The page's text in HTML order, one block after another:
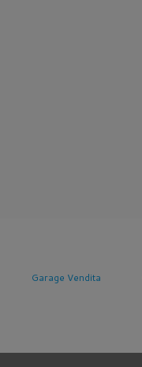
Garage Vendita a Firenze